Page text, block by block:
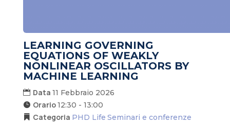
LEARNING GOVERNING
EQUATIONS OF WEAKLY
NONLINEAR OSCILLATORS BY
MACHINE LEARNING
Data 11 Febbraio 2026
Orario12:30 - 13:00
Categoria PHD Life Seminari e conferenze